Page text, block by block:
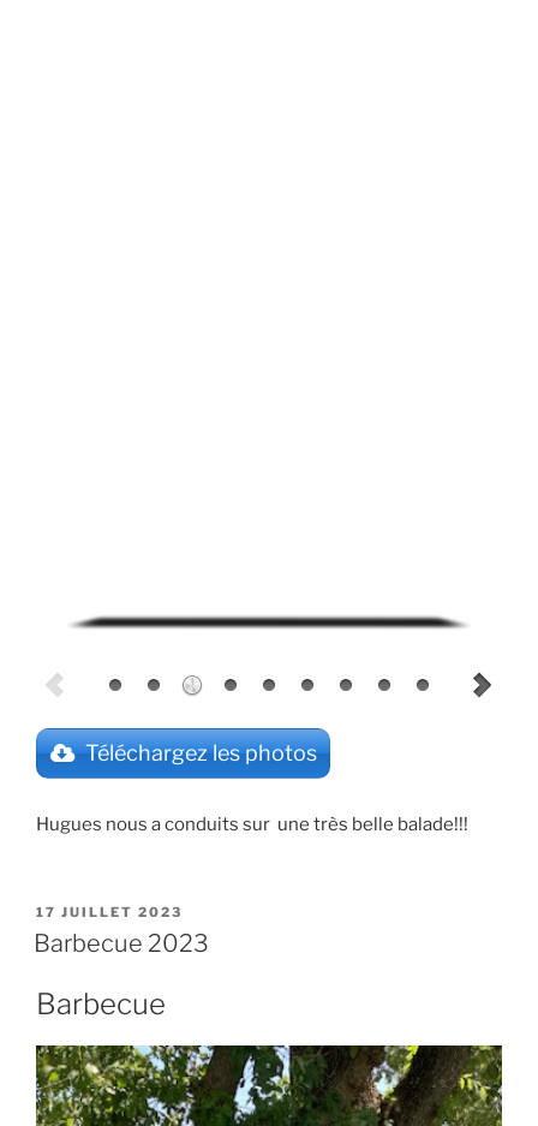
Téléchargez les photos
Hugues nous a conduits sur une très belle balade!!!
PUBLIÉ
LE
17 JUILLET 2023
Barbecue 2023
Barbecue